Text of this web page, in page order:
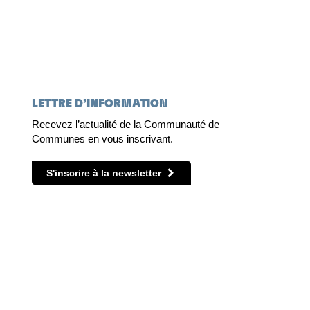
LETTRE D’INFORMATION
Recevez l’actualité de la Communauté de
Communes en vous inscrivant.
S'inscrire à la newsletter